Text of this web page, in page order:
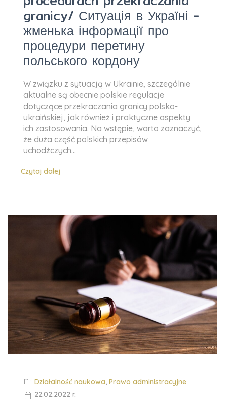
granicy/ Ситуація в Україні -
жменька інформації про
процедури перетину
польського кордону
W związku z sytuacją w Ukrainie, szczególnie
aktualne są obecnie polskie regulacje
dotyczące przekraczania granicy polsko-
ukraińskiej, jak również i praktyczne aspekty
ich zastosowania. Na wstępie, warto zaznaczyć,
że duża część polskich przepisów
uchodźczych...
Czytaj dalej
Działalność naukowa, Prawo administracyjne
22.02.2022 r.